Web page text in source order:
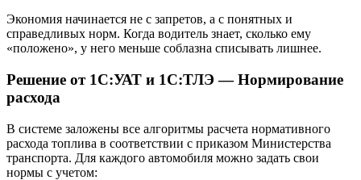
Экономия начинается не с запретов, а с понятных и
справедливых норм. Когда водитель знает, сколько ему
«положено», у него меньше соблазна списывать лишнее.
Решение от 1С:УАТ и 1С:ТЛЭ — Нормирование
расхода
В системе заложены все алгоритмы расчета нормативного
расхода топлива в соответствии с приказом Министерства
транспорта. Для каждого автомобиля можно задать свои
нормы с учетом: